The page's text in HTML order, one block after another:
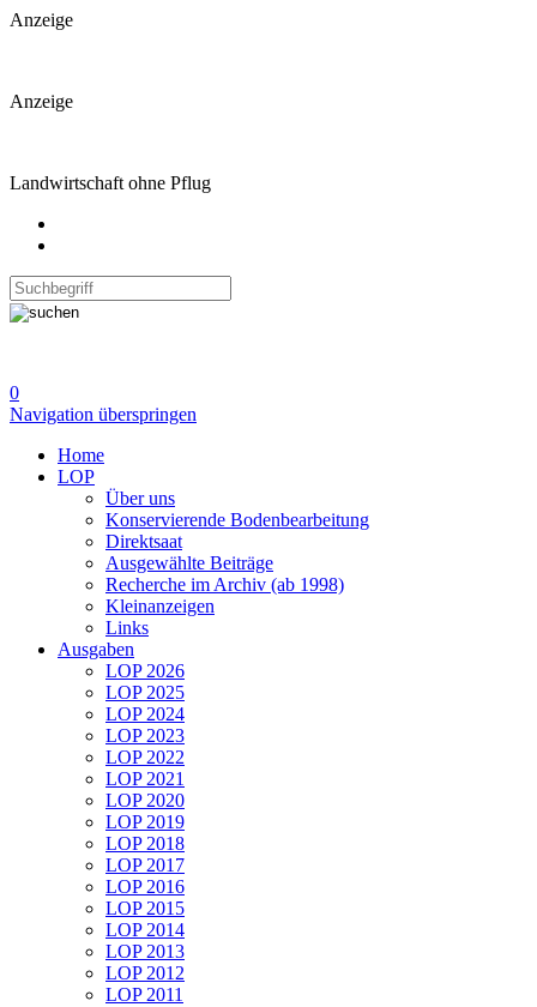
Anzeige
Anzeige
Landwirtschaft ohne Pflug
0
Navigation überspringen
Home
LOP
Über uns
Konservierende Bodenbearbeitung
Direktsaat
Ausgewählte Beiträge
Recherche im Archiv (ab 1998)
Kleinanzeigen
Links
Ausgaben
LOP 2026
LOP 2025
LOP 2024
LOP 2023
LOP 2022
LOP 2021
LOP 2020
LOP 2019
LOP 2018
LOP 2017
LOP 2016
LOP 2015
LOP 2014
LOP 2013
LOP 2012
LOP 2011